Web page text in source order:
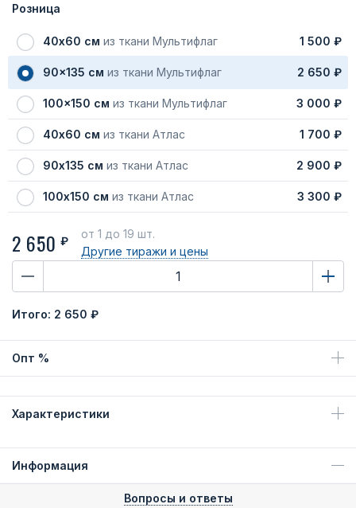
Розница
40х60 см из ткани Мультифлаг 1 500 ₽
90x135 см из ткани Мультифлаг 2 650 ₽
100x150 см из ткани Мультифлаг 3 000 ₽
40х60 см из ткани Атлас 1 700 ₽
90х135 см из ткани Атлас 2 900 ₽
100х150 см из ткани Атлас 3 300 ₽
2 650 ₽
от 1 до 19 шт.
Другие тиражи и цены
Итого: 2 650 ₽
Опт %
Характеристики
Информация
Вопросы и ответы